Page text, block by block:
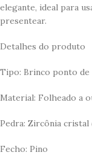
elegante, ideal para
presentear.
Detalhes do produto
Tipo: Brinco ponto de
Material: Folheado a
Pedra: Zircônia
Fecho: Pino